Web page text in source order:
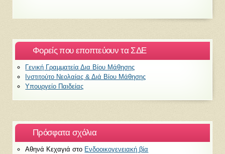
Φορείς που εποπτεύουν τα ΣΔΕ
Γενική Γραμματεία Δια Βίου Μάθησης
Ινστιτούτο Νεολαίας & Διά Βίου Μάθησης
Υπουργείο Παιδείας
Πρόσφατα σχόλια
Αθηνά Κεχαγιά στο Ενδοοικογενειακή βία